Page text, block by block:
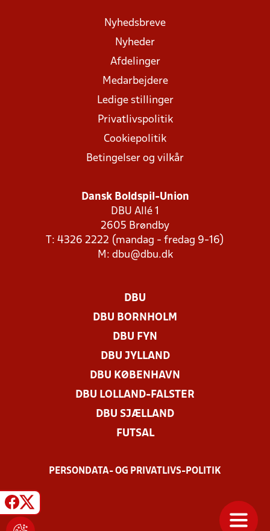
Nyhedsbreve
Nyheder
Afdelinger
Medarbejdere
Ledige stillinger
Privatlivspolitik
Cookiepolitik
Betingelser og vilkår
Dansk Boldspil-Union
DBU Allé 1
2605 Brøndby
T: 4326 2222 (mandag - fredag 9-16)
M: dbu@dbu.dk
DBU
DBU BORNHOLM
DBU FYN
DBU JYLLAND
DBU KØBENHAVN
DBU LOLLAND-FALSTER
DBU SJÆLLAND
FUTSAL
PERSONDATA- OG PRIVATLIVS-POLITIK